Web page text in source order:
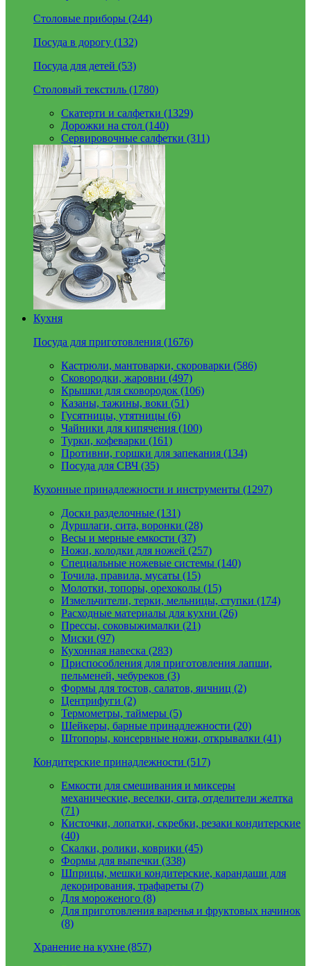
Столовые приборы (244)
Посуда в дорогу (132)
Посуда для детей (53)
Столовый текстиль (1780)
Скатерти и салфетки (1329)
Дорожки на стол (140)
Сервировочные салфетки (311)
Кухня
Посуда для приготовления (1676)
Кастрюли, мантоварки, скороварки (586)
Сковородки, жаровни (497)
Крышки для сковородок (106)
Казаны, тажины, воки (51)
Гусятницы, утятницы (6)
Чайники для кипячения (100)
Турки, кофеварки (161)
Противни, горшки для запекания (134)
Посуда для СВЧ (35)
Кухонные принадлежности и инструменты (1297)
Доски разделочные (131)
Дуршлаги, сита, воронки (28)
Весы и мерные емкости (37)
Ножи, колодки для ножей (257)
Специальные ножевые системы (140)
Точила, правила, мусаты (15)
Молотки, топоры, орехоколы (15)
Измельчители, терки, мельницы, ступки (174)
Расходные материалы для кухни (26)
Прессы, соковыжималки (21)
Миски (97)
Кухонная навеска (283)
Приспособления для приготовления лапши,
пельменей, чебуреков (3)
Формы для тостов, салатов, яичниц (2)
Центрифуги (2)
Термометры, таймеры (5)
Шейкеры, барные принадлежности (20)
Штопоры, консервные ножи, открывалки (41)
Кондитерские принадлежности (517)
Емкости для смешивания и миксеры
механические, веселки, сита, отделители желтка
(71)
Кисточки, лопатки, скребки, резаки кондитерские
(40)
Скалки, ролики, коврики (45)
Формы для выпечки (338)
Шприцы, мешки кондитерские, карандаши для
декорирования, трафареты (7)
Для мороженого (8)
Для приготовления варенья и фруктовых начинок
(8)
Хранение на кухне (857)